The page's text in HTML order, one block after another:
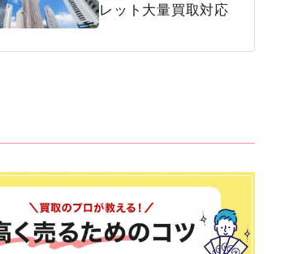
レット大量買取対応